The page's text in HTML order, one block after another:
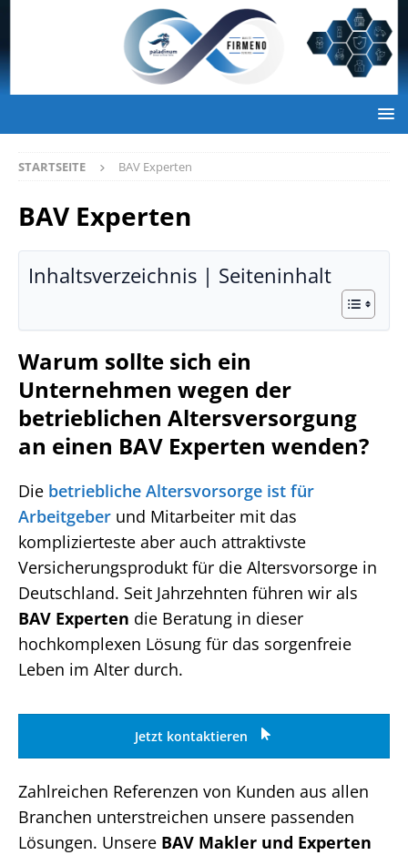
STARTSEITE BAV Experten
BAV Experten
Inhaltsverzeichnis | Seiteninhalt
Warum sollte sich ein
Unternehmen wegen der
betrieblichen Altersversorgung
an einen BAV Experten wenden?
Die betriebliche Altersvorsorge ist für
Arbeitgeber und Mitarbeiter mit das
komplizierteste aber auch attraktivste
Versicherungsprodukt für die Altersvorsorge in
Deutschland. Seit Jahrzehnten führen wir als
BAV Experten die Beratung in dieser
hochkomplexen Lösung für das sorgenfreie
Leben im Alter durch.
Jetzt kontaktieren
Zahlreichen Referenzen von Kunden aus allen
Branchen unterstreichen unsere passenden
Lösungen. Unsere BAV Makler und Experten